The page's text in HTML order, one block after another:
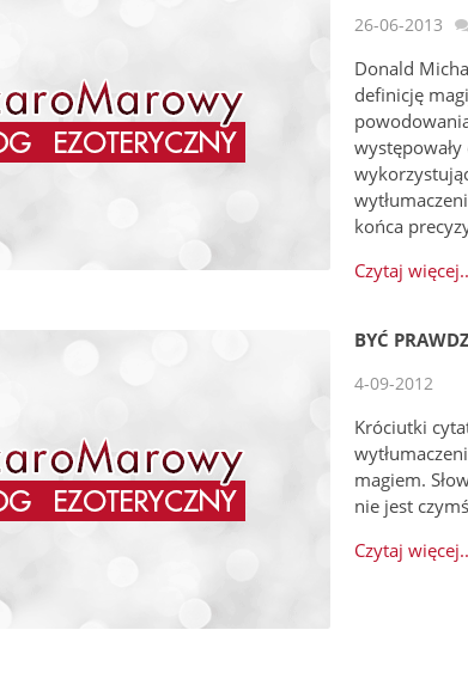
26-06-2013
Donald
definicję
końca
Czytaj
BYĆ
4-09-2012
Króciutki
magiem.
nie jest
Czytaj